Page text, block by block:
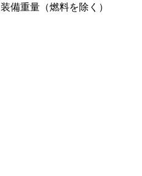
装備重量（燃料を除く）